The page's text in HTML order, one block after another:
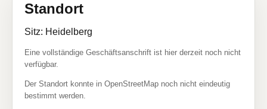
Standort
Sitz: Heidelberg
Eine vollständige Geschäftsanschrift ist hier derzeit noch nicht
verfügbar.
Der Standort konnte in OpenStreetMap noch nicht eindeutig
bestimmt werden.